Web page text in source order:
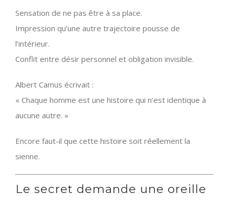
Sensation de ne pas être à sa place.
Impression qu’une autre trajectoire pousse de
l’intérieur.
Conflit entre désir personnel et obligation invisible.
Albert Camus écrivait :
« Chaque homme est une histoire qui n’est identique à
aucune autre. »
Encore faut-il que cette histoire soit réellement la
sienne.
Le secret demande une oreille